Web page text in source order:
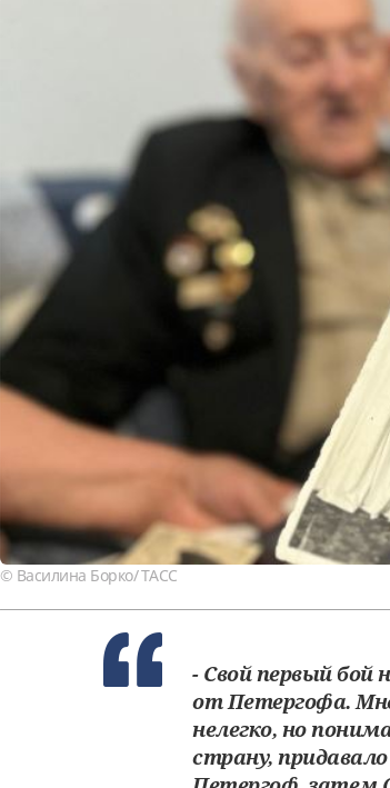
© Василина Борко/ ТАСС
- Свой первый
от Петергофа.
нелегко, но
страну,